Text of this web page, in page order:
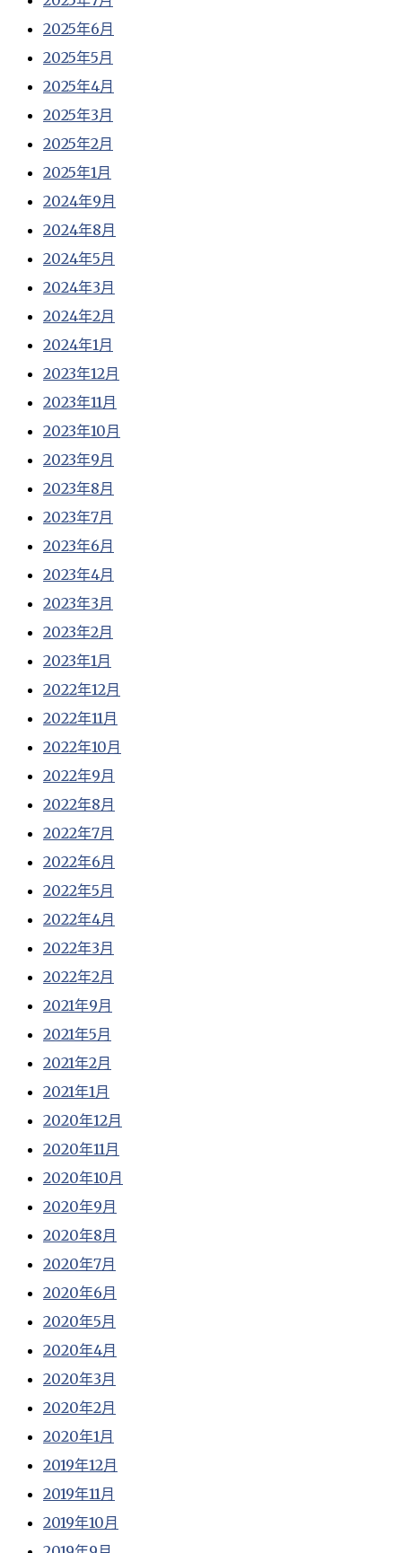
2025年6月
2025年5月
2025年4月
2025年3月
2025年2月
2025年1月
2024年9月
2024年8月
2024年5月
2024年3月
2024年2月
2024年1月
2023年12月
2023年11月
2023年10月
2023年9月
2023年8月
2023年7月
2023年6月
2023年4月
2023年3月
2023年2月
2023年1月
2022年12月
2022年11月
2022年10月
2022年9月
2022年8月
2022年7月
2022年6月
2022年5月
2022年4月
2022年3月
2022年2月
2021年9月
2021年5月
2021年2月
2021年1月
2020年12月
2020年11月
2020年10月
2020年9月
2020年8月
2020年7月
2020年6月
2020年5月
2020年4月
2020年3月
2020年2月
2020年1月
2019年12月
2019年11月
2019年10月